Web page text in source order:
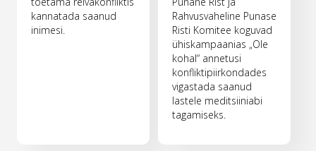
kannatada saanud
inimesi.
Rahvusvaheline Punase
Risti Komitee koguvad
ühiskampaanias „Ole
kohal“ annetusi
konfliktipiirkondades
vigastada saanud
lastele meditsiiniabi
tagamiseks.